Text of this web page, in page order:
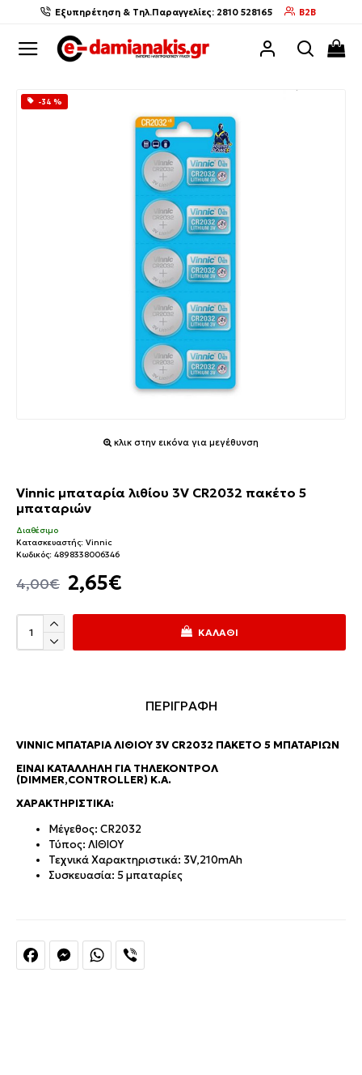
Εξυπηρέτηση & Τηλ.Παραγγελίες: 2810 528165 B2B
-34 %
κλικ στην εικόνα για μεγέθυνση
Vinnic μπαταρία λιθίου 3V CR2032 πακέτο 5
μπαταριών
2,65€
4,00€
Διαθέσιμο
Κατασκευαστής: Vinnic
Κωδικός: 4898338006346
ΚΑΛΆΘΙ
FacebookMessengerWhatsApp
ΠΕΡΙΓΡΑΦΗ
VINNIC ΜΠΑΤΑΡΊΑ ΛΙΘΊΟΥ 3V CR2032 ΠΑΚΈΤΟ 5 ΜΠΑΤΑΡΙΏΝ
ΕΊΝΑΙ ΚΑΤΆΛΛΗΛΗ ΓΙΑ ΤΗΛΕΚΟΝΤΡΌΛ
(DIMMER,CONTROLLER) Κ.Α.
ΧΑΡΑΚΤΗΡΙΣΤΙΚΆ:
Μέγεθος: CR2032
Τύπος: ΛΙΘΙΟΥ
Τεχνικά Χαρακτηριστικά: 3V,210mAh
Συσκευασία: 5 μπαταρίες